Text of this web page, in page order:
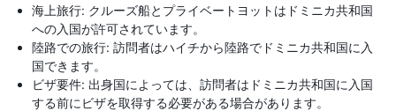
海上旅行: クルーズ船とプライベートヨットはドミニカ共和国
への入国が許可されています。
陸路での旅行: 訪問者はハイチから陸路でドミニカ共和国に入
国できます。
ビザ要件: 出身国によっては、訪問者はドミニカ共和国に入国
する前にビザを取得する必要がある場合があります。